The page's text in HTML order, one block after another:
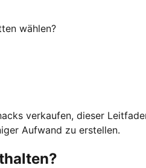
wählen?
verkaufen, dieser
Aufwand zu erstellen.